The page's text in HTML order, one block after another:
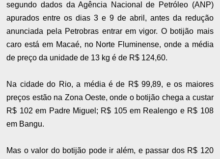
segundo dados da Agência Nacional de Petróleo (ANP)
apurados entre os dias 3 e 9 de abril, antes da redução
anunciada pela Petrobras entrar em vigor. O botijão mais
caro está em Macaé, no Norte Fluminense, onde a média
de preço da unidade de 13 kg é de R$ 124,60.
Na cidade do Rio, a média é de R$ 99,89, e os maiores
preços estão na Zona Oeste, onde o botijão chega a custar
R$ 102 em Padre Miguel; R$ 105 em Realengo e R$ 108
em Bangu.
Mas o valor do botijão pode ir além, e passar dos R$ 120